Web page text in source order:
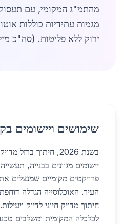
מגמות עתידיות כוללות
ירוק ללא פליטות. (סה"כ מילים:
שימושים ויישומים
בשנת 2026, חיתוך
יישומים מגוונים בבנייה,
פרויקטים מקומיים שמנצלים
העיר. האוכלוסייה הגדלה
חיתוך מדויק חיוני לדיוק
לכלכלה המקומית ומשלבים